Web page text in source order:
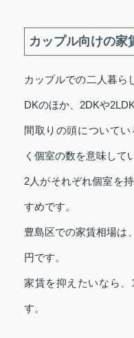
カップル向けの家
カップルでの二人暮ら
DKのほか、2DKや
間取りの頭について
く個室の数を意味して
2人がそれぞれ個室を
すめです。
豊島区での家賃相場は
円です。
家賃を抑えたいなら、
す。